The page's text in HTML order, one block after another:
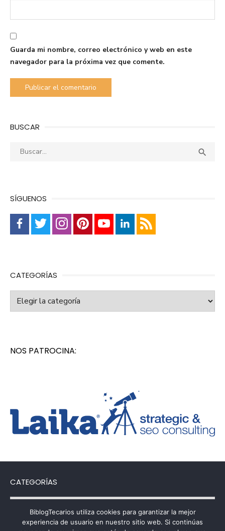
Guarda mi nombre, correo electrónico y web en este
navegador para la próxima vez que comente.
BUSCAR
Buscar: 
SÍGUENOS
CATEGORÍAS
Categorías
NOS PATROCINA:
CATEGORÍAS
Categorías
BiblogTecarios utiliza cookies para garantizar la mejor
experiencia de usuario en nuestro sitio web. Si continúas